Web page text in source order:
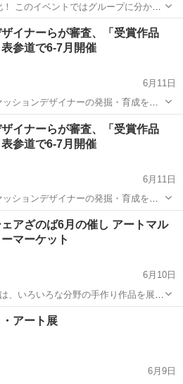
このイベントではグループに分かれ
交流を深めながらもお店でステッカ
開催します！新たな学生と交流会がで
ですよ...
展示会
イナーらが審査、「受賞作品
参道で6-7月開催
6月11日
ションデザイナーの発掘・育成を目
象とした「Next Fashion Designer of
勤の学生やアマチュアデザイナーを対
作品展
イナーらが審査、「受賞作品
参道で6-7月開催
6月11日
ションデザイナーの発掘・育成を目
象とした「Next Fashion Designer of
勤の学生やアマチュアデザイナーを対
アざのば6月の催し アートマル
マーケット
6月10日
、いろいろな分野の手作り作品を展示
ズアクセサリ・布小物、アロマ鑑
ンドメイド小物、めだかすくいほか
どる...
展示会
アート展
6月9日